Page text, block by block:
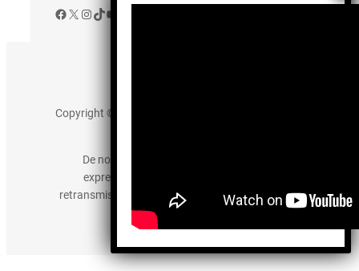
Facebook
X Instagram
TikTok
YouTube
Copyright © 2025 somos-hermanos.mx. Todos los
De no existir previa autorización, queda
expresamente prohibida la publicación,
retransmisión, edición y cualquier otro uso de los
contenidos.